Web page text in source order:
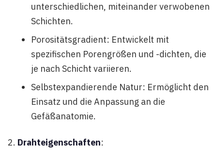
unterschiedlichen, miteinander verwobenen
Schichten.
Porositätsgradient: Entwickelt mit
spezifischen Porengrößen und -dichten, die
je nach Schicht variieren.
Selbstexpandierende Natur: Ermöglicht den
Einsatz und die Anpassung an die
Gefäßanatomie.
Drahteigenschaften: